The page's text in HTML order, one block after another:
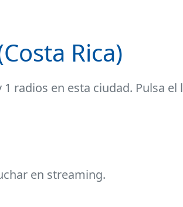
Rica)
1 radios en esta ciudad. Pulsa
en streaming.